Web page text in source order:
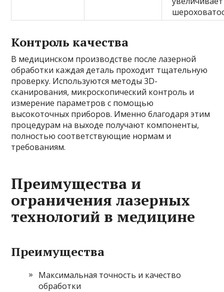
Контроль качества
В медицинском производстве после лазерной
обработки каждая деталь проходит тщательную
проверку. Используются методы 3D-
сканирования, микроскопический контроль и
измерение параметров с помощью
высокоточных приборов. Именно благодаря этим
процедурам на выходе получают компоненты,
полностью соответствующие нормам и
требованиям.
Преимущества и
ограничения лазерных
технологий в медицине
Преимущества
Максимальная точность и качество
обработки